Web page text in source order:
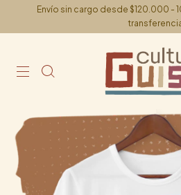
Envío sin cargo desde $120.000 -